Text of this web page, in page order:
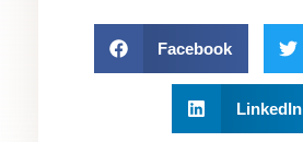
Facebook
LinkedIn